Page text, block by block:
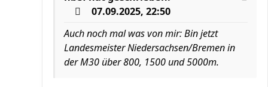
07.09.2025, 22:50
Auch noch mal was von mir: Bin jetzt
Landesmeister Niedersachsen/Bremen in
der M30 über 800, 1500 und 5000m.